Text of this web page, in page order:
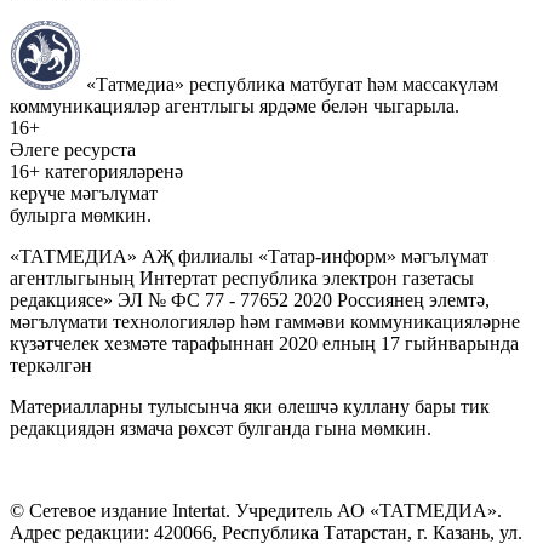
«Татмедиа» республика матбугат һәм массакүләм
коммуникацияләр агентлыгы ярдәме белән чыгарыла.
16+
Әлеге ресурста
16+ категорияләренә
керүче мәгълүмат
булырга мөмкин.
«ТАТМЕДИА» АҖ филиалы «Татар-информ» мәгълүмат
агентлыгының Интертат республика электрон газетасы
редакциясе» ЭЛ № ФС 77 - 77652 2020 Россиянең элемтә,
мәгълүмати технологияләр һәм гаммәви коммуникацияләрне
күзәтчелек хезмәте тарафыннан 2020 елның 17 гыйнварында
теркәлгән
Материалларны тулысынча яки өлешчә куллану бары тик
редакциядән язмача рөхсәт булганда гына мөмкин.
© Сетевое издание Intertat. Учредитель АО «ТАТМЕДИА».
Адрес редакции: 420066, Республика Татарстан, г. Казань, ул.